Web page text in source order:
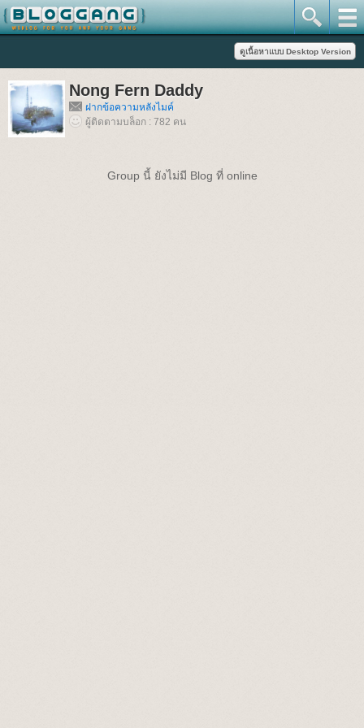
Nong Fern Daddy
ฝากข้อความหลังไมค์
ผู้ติดตามบล็อก : 782 คน
Group นี้ ยังไม่มี Blog ที่ online